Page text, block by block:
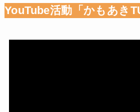
YouTube活動「かもあき